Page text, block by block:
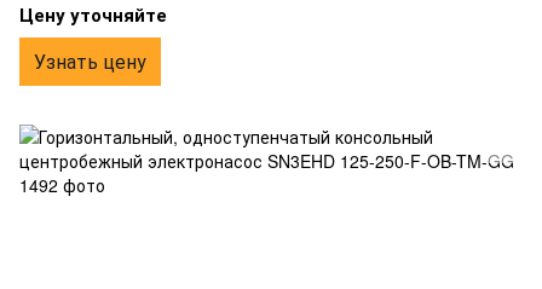
Цену уточняйте
Узнать цену